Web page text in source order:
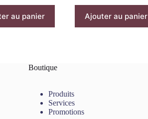
au panier Ajouter au panier
Boutique
Produits
Services
Promotions